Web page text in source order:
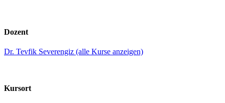
Dozent
Dr. Tevfik Severengiz (alle Kurse anzeigen)
Kursort